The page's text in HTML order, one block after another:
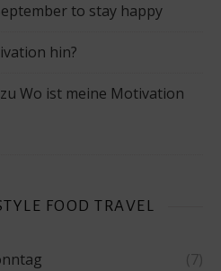
to stay happy
hin?
zu Wo ist meine Motivation
FOOD TRAVEL
(7)